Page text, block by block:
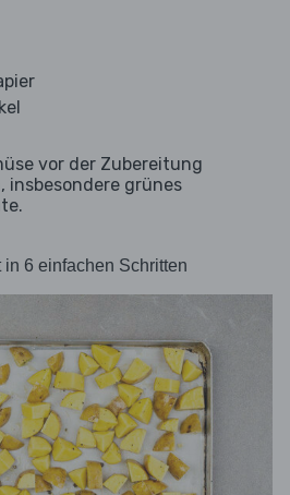
vor der Zubereitung
insbesondere grünes
6 einfachen Schritten